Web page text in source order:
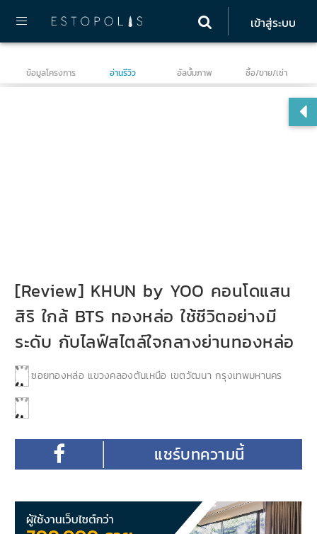
เข้าสู่ระบบ
ข้อมูลโครงการ อ่านรีวิว อัลบั้มภาพ ซื้อ/ขาย/เช่า
[Review] KHUN by YOO คอนโดแสน
สิริ ใกล้ BTS ทองหล่อ ใช้ชีวิตอย่างมี
ระดับ กับไลฟ์สไตล์ใจกลางย่านทองหล่อ
ซอยทองหล่อ แขวงคลองตันเหนือ เขตวัฒนา กรุงเทพมหานคร